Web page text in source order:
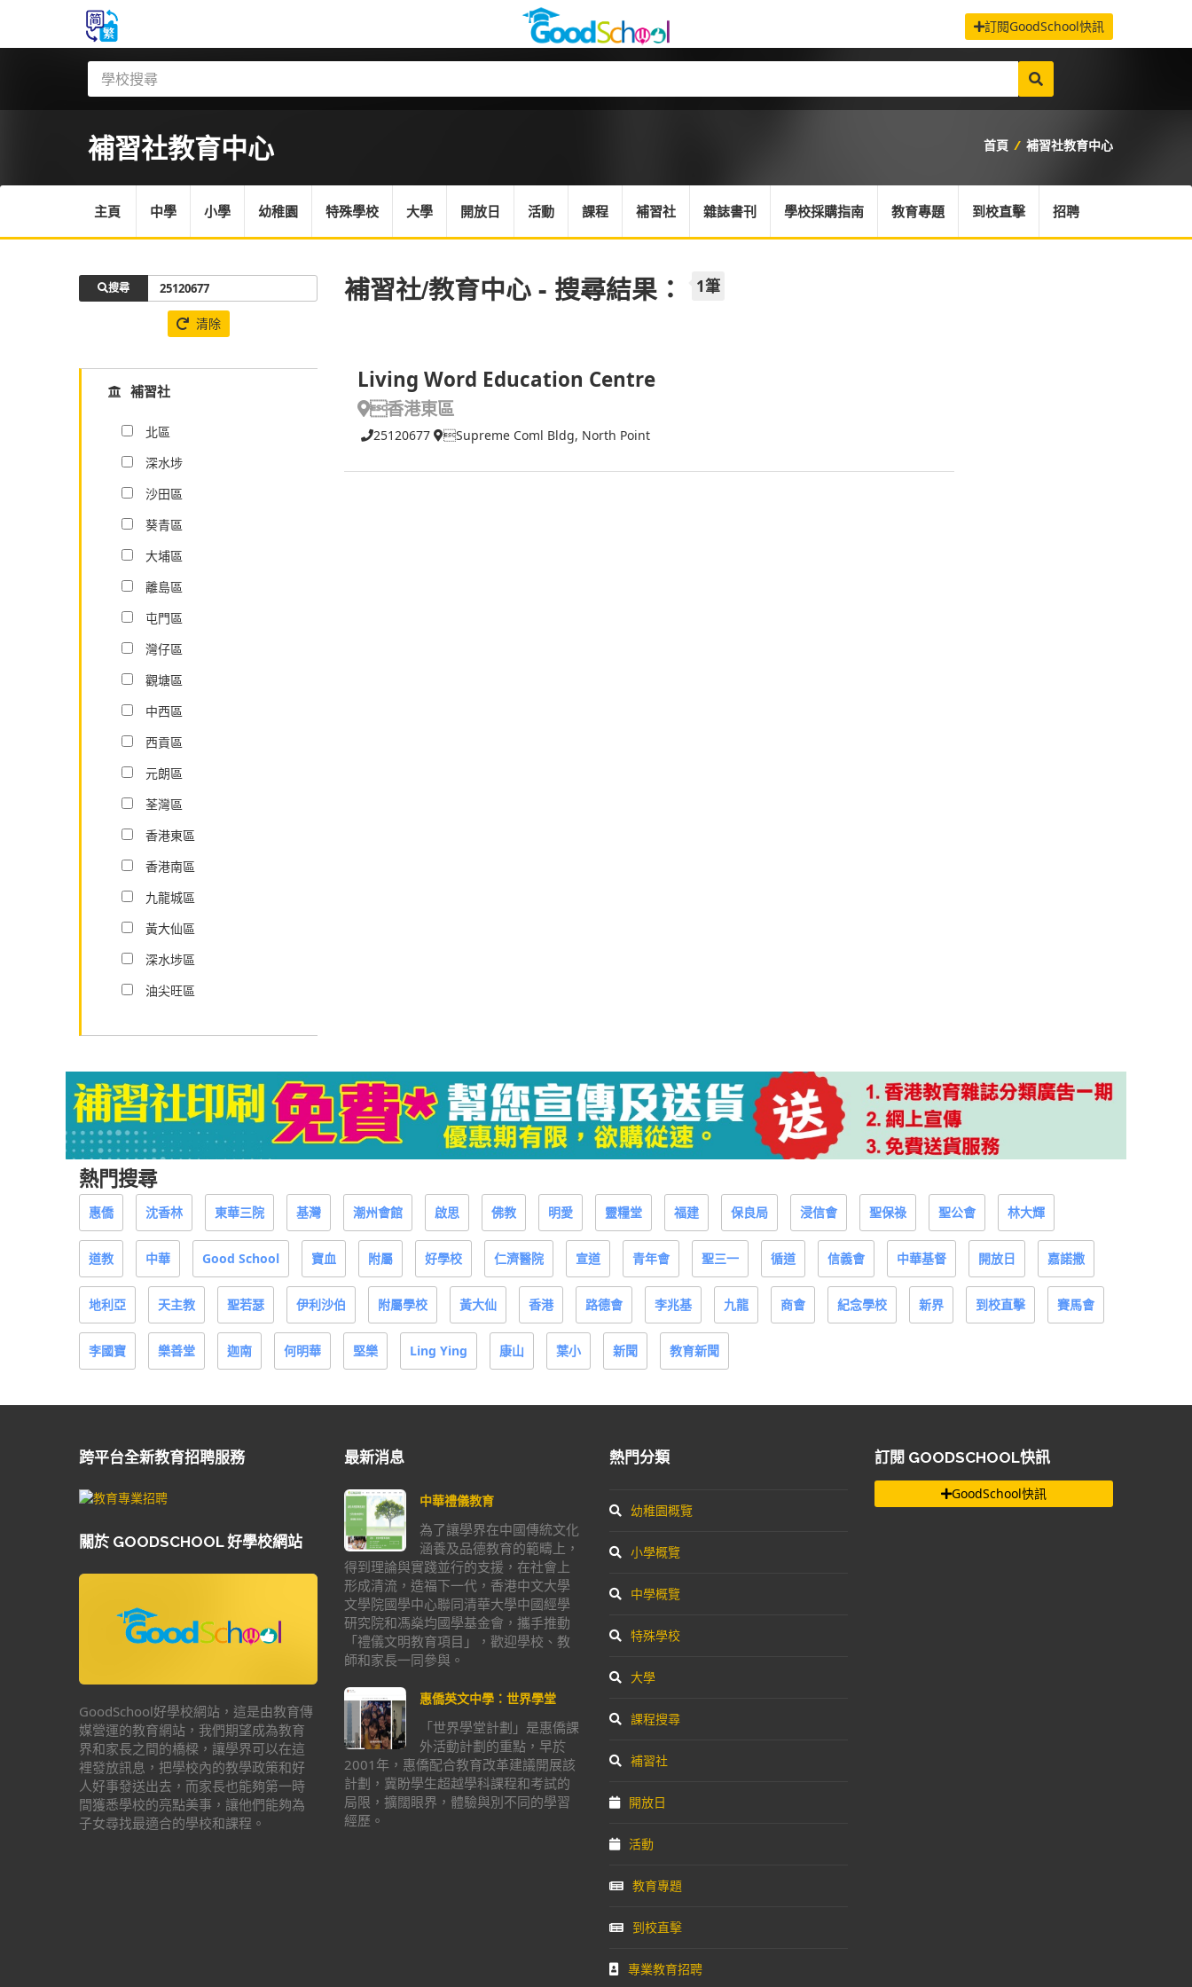
訂閱GoodSchool快訊
補習社教育中心 首頁 / 補習社教育中心
主頁 中學 小學 幼稚園 特殊學校 大學 開放日 活動 課程 補習社 雜誌書刊 學校採購指南 教育專題 到校直擊 招聘
補習社/教育中心 - 搜尋結果： 1筆
Living Word Education Centre
香港東區
25120677 Supreme Coml Bldg, North Point
搜尋
清除
補習社
北區
深水埗
沙田區
葵青區
大埔區
離島區
屯門區
灣仔區
觀塘區
中西區
西貢區
元朗區
荃灣區
香港東區
香港南區
九龍城區
黃大仙區
深水埗區
油尖旺區
熱門搜尋
惠僑 沈香林 東華三院 基灣 潮州會館 啟思 佛教 明愛 靈糧堂 福建 保良局 浸信會 聖保祿 聖公會 林大輝
道教 中華 Good School 寶血 附屬 好學校 仁濟醫院 宣道 青年會 聖三一 循道 信義會 中華基督 開放日 嘉諾撒
地利亞 天主教 聖若瑟 伊利沙伯 附屬學校 黃大仙 香港 路德會 李兆基 九龍 商會 紀念學校 新界 到校直擊 賽馬會
李國寶 樂善堂 迦南 何明華 堅樂 Ling Ying 康山 葉小 新聞 教育新聞
跨平台全新教育招聘服務
關於 GOODSCHOOL 好學校網站
GoodSchool好學校網站，這是由教育傳
媒營運的教育網站，我們期望成為教育
界和家長之間的橋樑，讓學界可以在這
裡發放訊息，把學校內的教學政策和好
人好事發送出去，而家長也能夠第一時
間獲悉學校的亮點美事，讓他們能夠為
子女尋找最適合的學校和課程。
最新消息
中華禮儀教育
為了讓學界在中國傳統文化
涵養及品德教育的範疇上，
得到理論與實踐並行的支援，在社會上
形成清流，造福下一代，香港中文大學
文學院國學中心聯同清華大學中國經學
研究院和馮燊均國學基金會，攜手推動
「禮儀文明教育項目」，歡迎學校、教
師和家長一同參與。
惠僑英文中學：世界學堂
「世界學堂計劃」是惠僑課
外活動計劃的重點，早於
2001年，惠僑配合教育改革建議開展該
計劃，冀盼學生超越學科課程和考試的
局限，擴闊眼界，體驗與別不同的學習
經歷。
熱門分類
幼稚園概覽
小學概覽
中學概覽
特殊學校
大學
課程搜尋
補習社
開放日
活動
教育專題
到校直擊
專業教育招聘
訂閱 GOODSCHOOL快訊
GoodSchool快訊